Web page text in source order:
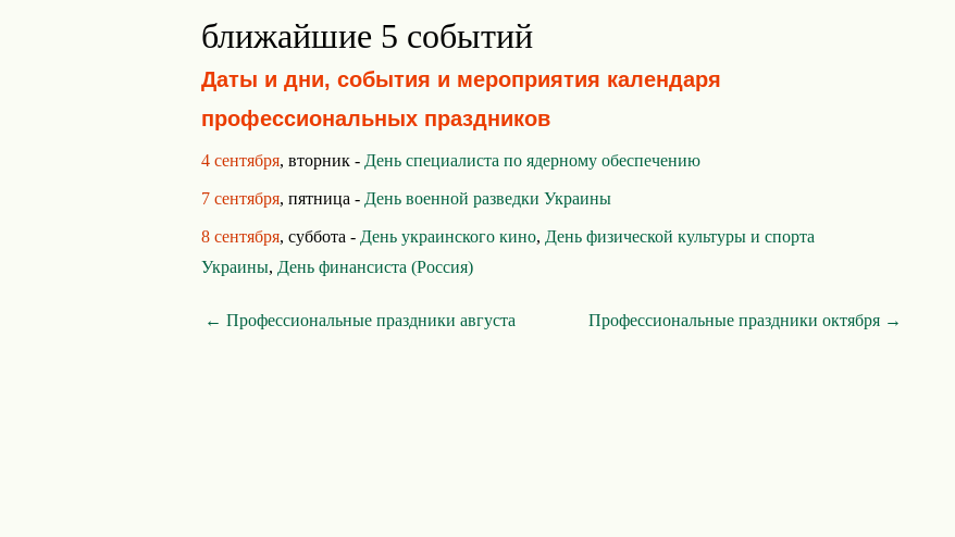
ближайшие 5 событий
Даты и дни, события и мероприятия календаря
профессиональных праздников
4 сентября, вторник - День специалиста по ядерному обеспечению
7 сентября, пятница - День военной разведки Украины
8 сентября, суббота - День украинского кино, День физической культуры и спорта
Украины, День финансиста (Россия)
← Профессиональные праздники августа Профессиональные праздники октября →